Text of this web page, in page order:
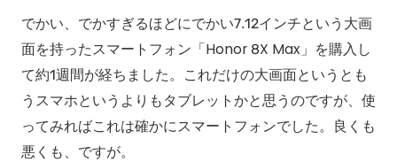
でかい、でかすぎるほどにでかい7.12インチという大画
面を持ったスマートフォン「Honor 8X Max」を購入し
て約1週間が経ちました。これだけの大画面というとも
うスマホというよりもタブレットかと思うのですが、使
ってみればこれは確かにスマートフォンでした。良くも
悪くも、ですが。